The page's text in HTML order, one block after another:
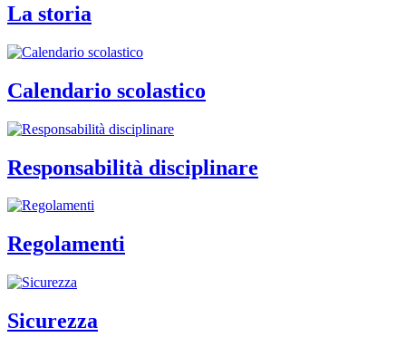
La storia
Calendario scolastico
Responsabilità disciplinare
Regolamenti
Sicurezza